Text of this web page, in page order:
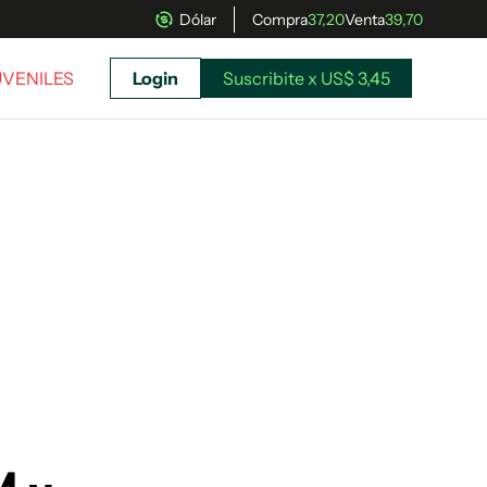
Dólar Compra37,20Venta39,70
Login Suscribite x US$ 3,45